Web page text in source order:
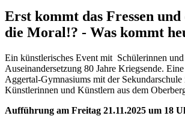
Erst kommt das Fressen
die Moral!? - Was kommt
Ein künstlerisches Event mit Schülerinnen
Auseinandersetzung 80 Jahre Kriegsende.
Aggertal-Gymnasiums mit der
Künstlerinnen und Künstlern aus dem
Aufführung am Freitag 21.11.2025 um 18